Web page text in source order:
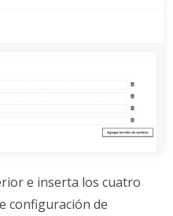
e inserta los cuatro
configuración de